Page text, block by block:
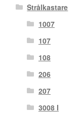
Strålkastare
1007
107
108
206
207
3008 I